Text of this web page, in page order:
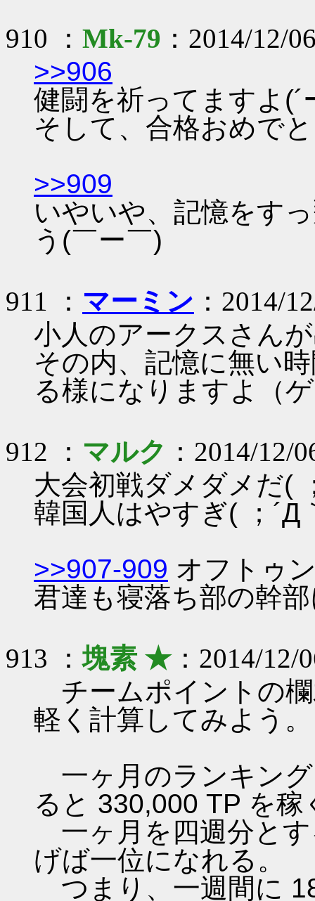
910 ： Mk-79 ：2014/12/
>>906
健闘を祈ってますよ(´
そして、合格おめで
>>909
いやいや、記憶をす
う(￣ー￣)
911 ： マーミン ：2014/
小人のアークスさん
その内、記憶に無い
る様になりますよ（
912 ： マルク ：2014/12/
大会初戦ダメダメだ(
韓国人はやすぎ( ；´Д
>>907-909 オフトゥ
君達も寝落ち部の幹
913 ：塊素 ★：2014/12/
チームポイントの
軽く計算してみよう。
一ヶ月のランキン
ると 330,000 TP を
一ヶ月を四週分と
げば一位になれる。
つまり、一週間に